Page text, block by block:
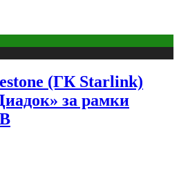
(ГК Starlink)
за рамки